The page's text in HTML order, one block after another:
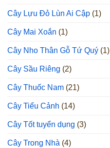
Cây Lựu Đỏ Lùn Ai Cập (1)
Cây Mai Xoắn (1)
Cây Nho Thân Gỗ Tứ Quý (1)
Cây Sầu Riêng (2)
Cây Thuốc Nam (21)
Cây Tiểu Cảnh (14)
Cây Tốt tuyển dụng (3)
Cây Trong Nhà (4)